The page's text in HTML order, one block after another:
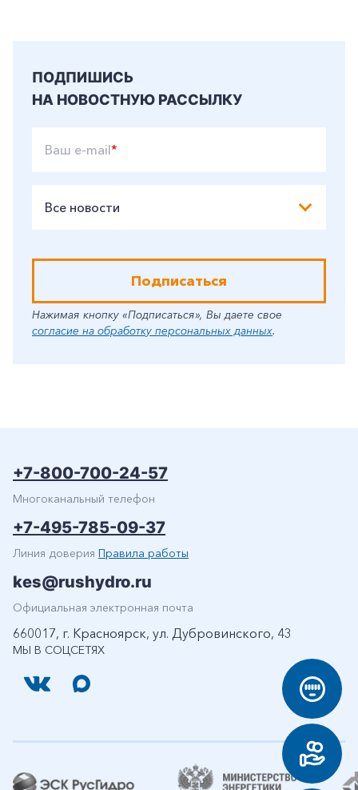
ПОДПИШИСЬ
НА НОВОСТНУЮ РАССЫЛКУ
Ваш e-mail*
Все новости
Подписаться
Нажимая кнопку «Подписаться», Вы даете свое
согласие на обработку персональных данных.
МЫ В СОЦСЕТЯХ
+7-800-700-24-57
Многоканальный телефон
+7-495-785-09-37
Линия доверия Правила работы
kes@rushydro.ru
Официальная электронная почта
660017, г. Красноярск, ул. Дубровинского, 43